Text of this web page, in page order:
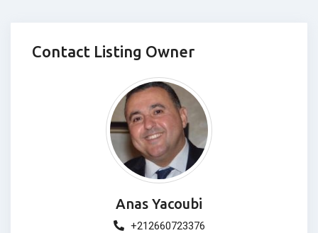
Contact Listing Owner
Anas Yacoubi
+212660723376